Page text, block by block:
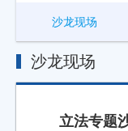
沙龙现场
沙龙现场
立法专题